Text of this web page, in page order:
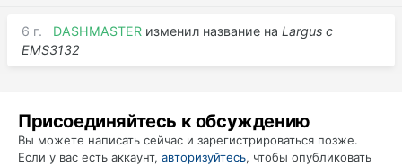
6 г. DASHMASTER изменил название на Largus с
EMS3132
Присоединяйтесь к обсуждению
Вы можете написать сейчас и зарегистрироваться позже.
Если у вас есть аккаунт, авторизуйтесь, чтобы опубликовать